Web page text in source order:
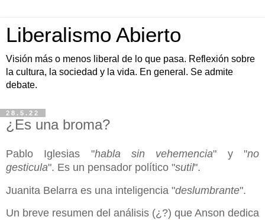
Liberalismo Abierto
Visión más o menos liberal de lo que pasa. Reflexión sobre
la cultura, la sociedad y la vida. En general. Se admite
debate.
28.5.22
¿Es una broma?
Pablo Iglesias "habla sin vehemencia" y "no
gesticula". Es un pensador político "sutil".
Juanita Belarra es una inteligencia "deslumbrante".
Un breve resumen del análisis (¿?) que Anson dedica